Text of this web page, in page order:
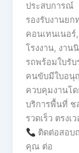
ประสบการณ์
รองรับงานยก
คอนเทนเนอร์
โรงงาน, งา
รถพร้อมใบรั
คนขับมีใบอนุ
ควบคุมงานโ
บริการพื้นที่ ช
รวดเร็ว ตรง
ติดต่อสอบ
คุณ ต่อ